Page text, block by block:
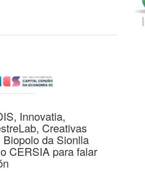
Innovatia,
Creativas
da Sionlla
CERSIA para falar